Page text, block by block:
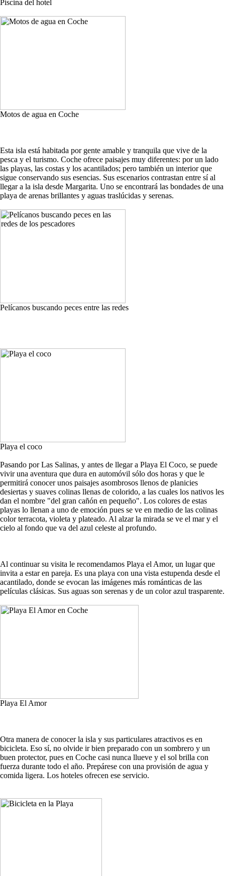
Piscina del hotel
Motos de agua en Coche
Esta isla está habitada por gente amable y tranquila que vive de la
pesca y el turismo. Coche ofrece paisajes muy diferentes: por un lado
las playas, las costas y los acantilados; pero también un interior que
sigue conservando sus esencias. Sus escenarios contrastan entre sí al
llegar a la isla desde Margarita. Uno se encontrará las bondades de una
playa de arenas brillantes y aguas traslúcidas y serenas.
Pelícanos buscando peces entre las redes
Playa el coco
Pasando por Las Salinas, y antes de llegar a Playa El Coco, se puede
vivir una aventura que dura en automóvil sólo dos horas y que le
permitirá conocer unos paisajes asombrosos llenos de planicies
desiertas y suaves colinas llenas de colorido, a las cuales los nativos les
dan el nombre "del gran cañón en pequeño". Los colores de estas
playas lo llenan a uno de emoción pues se ve en medio de las colinas
color terracota, violeta y plateado. Al alzar la mirada se ve el mar y el
cielo al fondo que va del azul celeste al profundo.
Al continuar su visita le recomendamos Playa el Amor, un lugar que
invita a estar en pareja. Es una playa con una vista estupenda desde el
acantilado, donde se evocan las imágenes más románticas de las
películas clásicas. Sus aguas son serenas y de un color azul trasparente.
Playa El Amor
Otra manera de conocer la isla y sus particulares atractivos es en
bicicleta. Eso sí, no olvide ir bien preparado con un sombrero y un
buen protector, pues en Coche casi nunca llueve y el sol brilla con
fuerza durante todo el año. Prepárese con una provisión de agua y
comida ligera. Los hoteles ofrecen ese servicio.